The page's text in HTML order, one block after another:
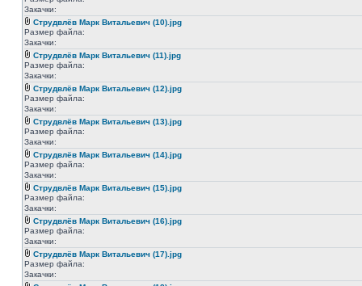
Закачки:
Струдвлёв Марк Витальевич (10).jpg
Размер файла:
Закачки:
Струдвлёв Марк Витальевич (11).jpg
Размер файла:
Закачки:
Струдвлёв Марк Витальевич (12).jpg
Размер файла:
Закачки:
Струдвлёв Марк Витальевич (13).jpg
Размер файла:
Закачки:
Струдвлёв Марк Витальевич (14).jpg
Размер файла:
Закачки:
Струдвлёв Марк Витальевич (15).jpg
Размер файла:
Закачки:
Струдвлёв Марк Витальевич (16).jpg
Размер файла:
Закачки:
Струдвлёв Марк Витальевич (17).jpg
Размер файла:
Закачки: